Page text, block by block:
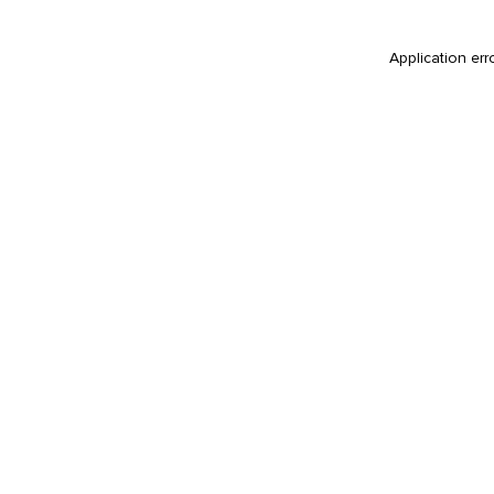
Application